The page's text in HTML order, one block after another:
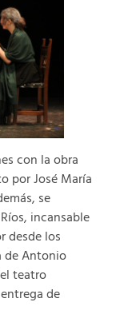
con la obra
por José María
se
incansable
desde los
de Antonio
teatro
de